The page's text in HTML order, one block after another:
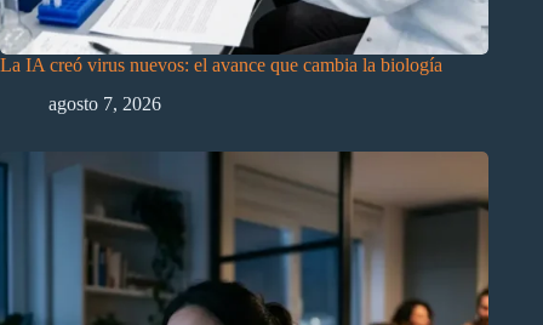
La IA creó virus nuevos: el avance que cambia la biología
agosto 7, 2026